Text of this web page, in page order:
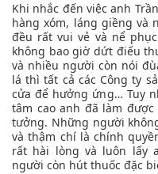
Khi nhắc đến việc anh
hàng xóm, láng giềng và
đều rất vui vẻ và nể
không bao giờ dứt điếu
và nhiều người còn nói
lá thì tất cả các Công ty
cửa để hưởng ứng… Tuy
tâm cao anh đã làm
tưởng. Những người
và thậm chí là chính
rất hài lòng và luôn lấy
người còn hút thuốc đặc